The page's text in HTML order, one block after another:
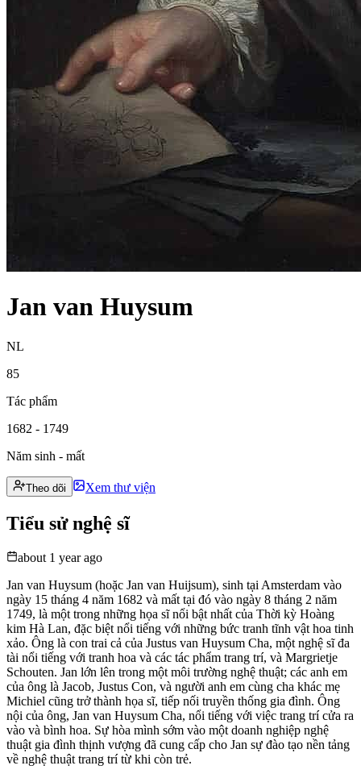
Jan van Huysum
NL
85
Tác phẩm
1682 - 1749
Năm sinh - mất
Theo dõi Xem thư viện
Tiểu sử nghệ sĩ
about 1 year ago
Jan van Huysum (hoặc Jan van Huijsum), sinh tại Amsterdam vào
ngày 15 tháng 4 năm 1682 và mất tại đó vào ngày 8 tháng 2 năm
1749, là một trong những họa sĩ nổi bật nhất của Thời kỳ Hoàng
kim Hà Lan, đặc biệt nổi tiếng với những bức tranh tĩnh vật hoa tinh
xảo. Ông là con trai cả của Justus van Huysum Cha, một nghệ sĩ đa
tài nổi tiếng với tranh hoa và các tác phẩm trang trí, và Margrietje
Schouten. Jan lớn lên trong một môi trường nghệ thuật; các anh em
của ông là Jacob, Justus Con, và người anh em cùng cha khác mẹ
Michiel cũng trở thành họa sĩ, tiếp nối truyền thống gia đình. Ông
nội của ông, Jan van Huysum Cha, nổi tiếng với việc trang trí cửa ra
vào và bình hoa. Sự hòa mình sớm vào một doanh nghiệp nghệ
thuật gia đình thịnh vượng đã cung cấp cho Jan sự đào tạo nền tảng
về nghệ thuật trang trí từ khi còn trẻ.